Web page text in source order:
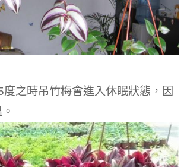
之時吊竹梅會進入休眠狀態，因